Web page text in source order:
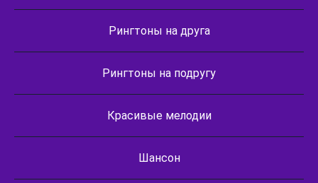
Рингтоны на друга
Рингтоны на подругу
Красивые мелодии
Шансон